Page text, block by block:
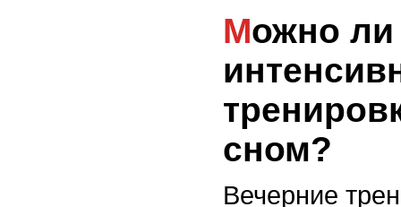
Можно ли заниматься
сном?
Вечерние